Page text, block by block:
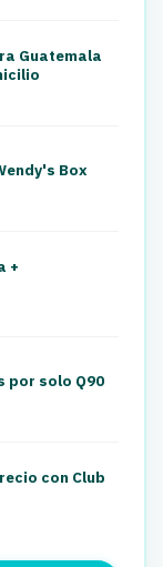
Guatemala
Box
+
por solo Q90
con Club